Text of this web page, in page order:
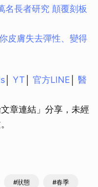
名長者研究 顛覆刻板
皮膚失去彈性、變得
YT 官方LINE
醫
章連結」分享，未經
#狀態 #春季